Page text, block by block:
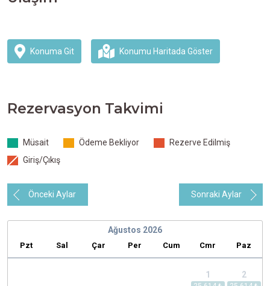
Konuma Git Konumu Haritada Göster
Rezervasyon Takvimi
Müsait Ödeme Bekliyor
Rezerve Edilmiş
Giriş/Çıkış
Önceki Aylar Sonraki Aylar
Ağustos 2026
Pzt Sal Çar Per Cum Cmr Paz
1 2